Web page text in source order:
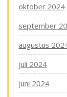
oktober 2024
september
augustus
juli 2024
juni 2024